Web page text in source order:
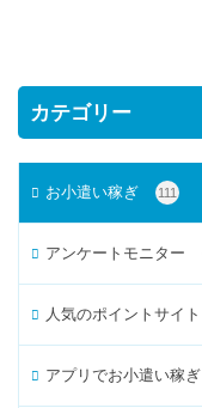
カテゴリー
お小遣い稼ぎ 111
アンケートモニター
人気のポイントサイト
アプリでお小遣い稼ぎ